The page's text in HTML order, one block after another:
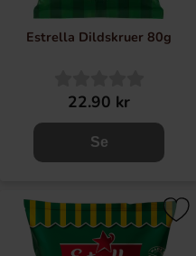
Estrella Dildskruer 80g
22.90 kr
Se